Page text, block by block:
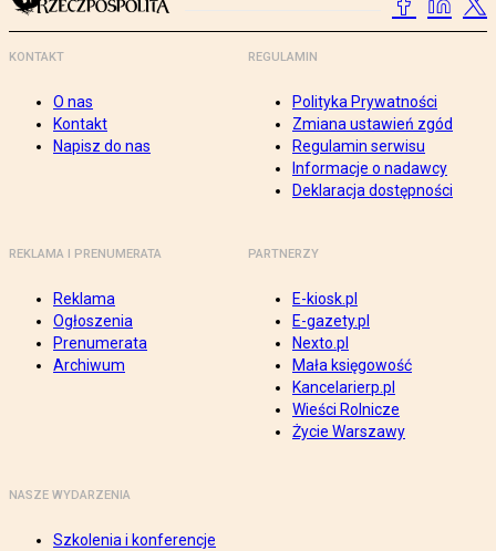
KONTAKT
O nas
Kontakt
Napisz do nas
REGULAMIN
Polityka Prywatności
Zmiana ustawień zgód
Regulamin serwisu
Informacje o nadawcy
Deklaracja dostępności
REKLAMA I PRENUMERATA
Reklama
Ogłoszenia
Prenumerata
Archiwum
PARTNERZY
E-kiosk.pl
E-gazety.pl
Nexto.pl
Mała księgowość
Kancelarierp.pl
Wieści Rolnicze
Życie Warszawy
NASZE WYDARZENIA
Szkolenia i konferencje